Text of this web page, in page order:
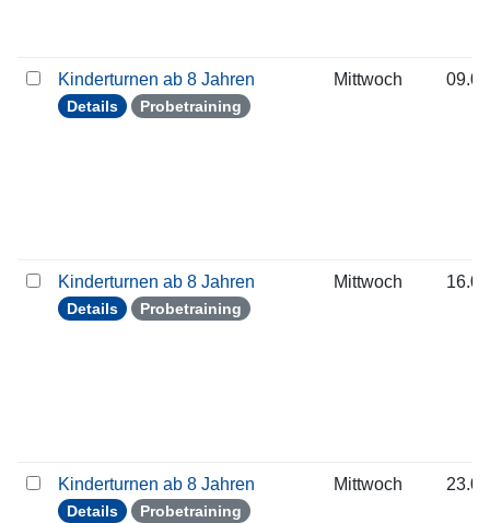
Kinderturnen ab 8 Jahren
Details Probetraining
Mittwoch
Kinderturnen ab 8 Jahren
Details Probetraining
Mittwoch
Kinderturnen ab 8 Jahren
Details Probetraining
Mittwoch